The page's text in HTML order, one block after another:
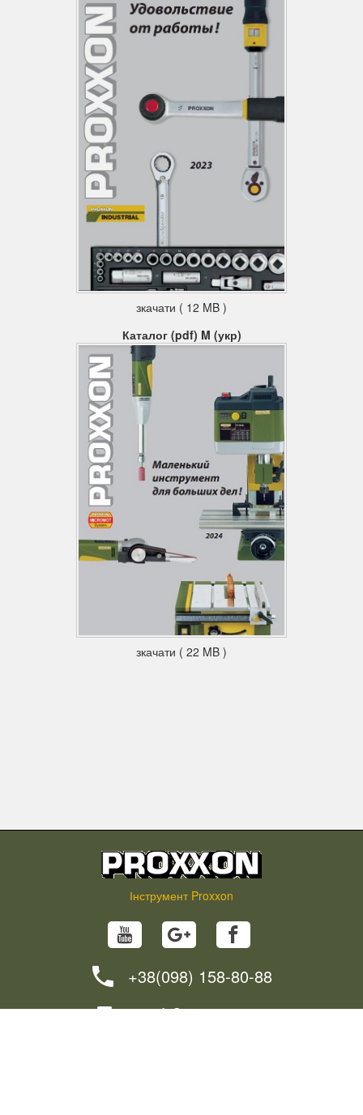
зкачати ( 12 MB )
Каталог (pdf) M (укр)
зкачати ( 22 MB )
Інструмент Proxxon
+38(098) 158-80-88
info@proxxon.in.ua